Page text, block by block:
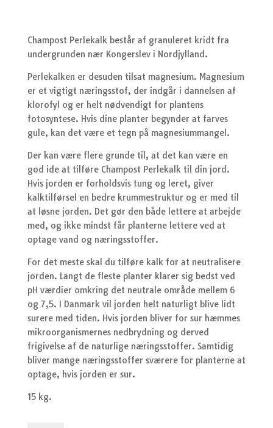
Champost Perlekalk består af granuleret kridt fra
undergrunden nær Kongerslev i Nordjylland.
Perlekalken er desuden tilsat magnesium. Magnesium
er et vigtigt næringsstof, der indgår i dannelsen af
klorofyl og er helt nødvendigt for plantens
fotosyntese. Hvis dine planter begynder at farves
gule, kan det være et tegn på magnesiummangel.
Der kan være flere grunde til, at det kan være en
god ide at tilføre Champost Perlekalk til din jord.
Hvis jorden er forholdsvis tung og leret, giver
kalktilførsel en bedre krummestruktur og er med til
at løsne jorden. Det gør den både lettere at arbejde
med, og ikke mindst får planterne lettere ved at
optage vand og næringsstoffer.
For det meste skal du tilføre kalk for at neutralisere
jorden. Langt de fleste planter klarer sig bedst ved
pH værdier omkring det neutrale område mellem 6
og 7,5. I Danmark vil jorden helt naturligt blive lidt
surere med tiden. Hvis jorden bliver for sur hæmmes
mikroorganismernes nedbrydning og derved
frigivelse af de naturlige næringsstoffer. Samtidig
bliver mange næringsstoffer sværere for planterne at
optage, hvis jorden er sur.
15 kg.